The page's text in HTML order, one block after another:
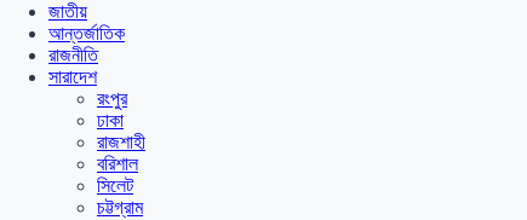
জাতীয়
আন্তর্জাতিক
রাজনীতি
সারাদেশ
রংপুর
ঢাকা
রাজশাহী
বরিশাল
সিলেট
চট্টগ্রাম